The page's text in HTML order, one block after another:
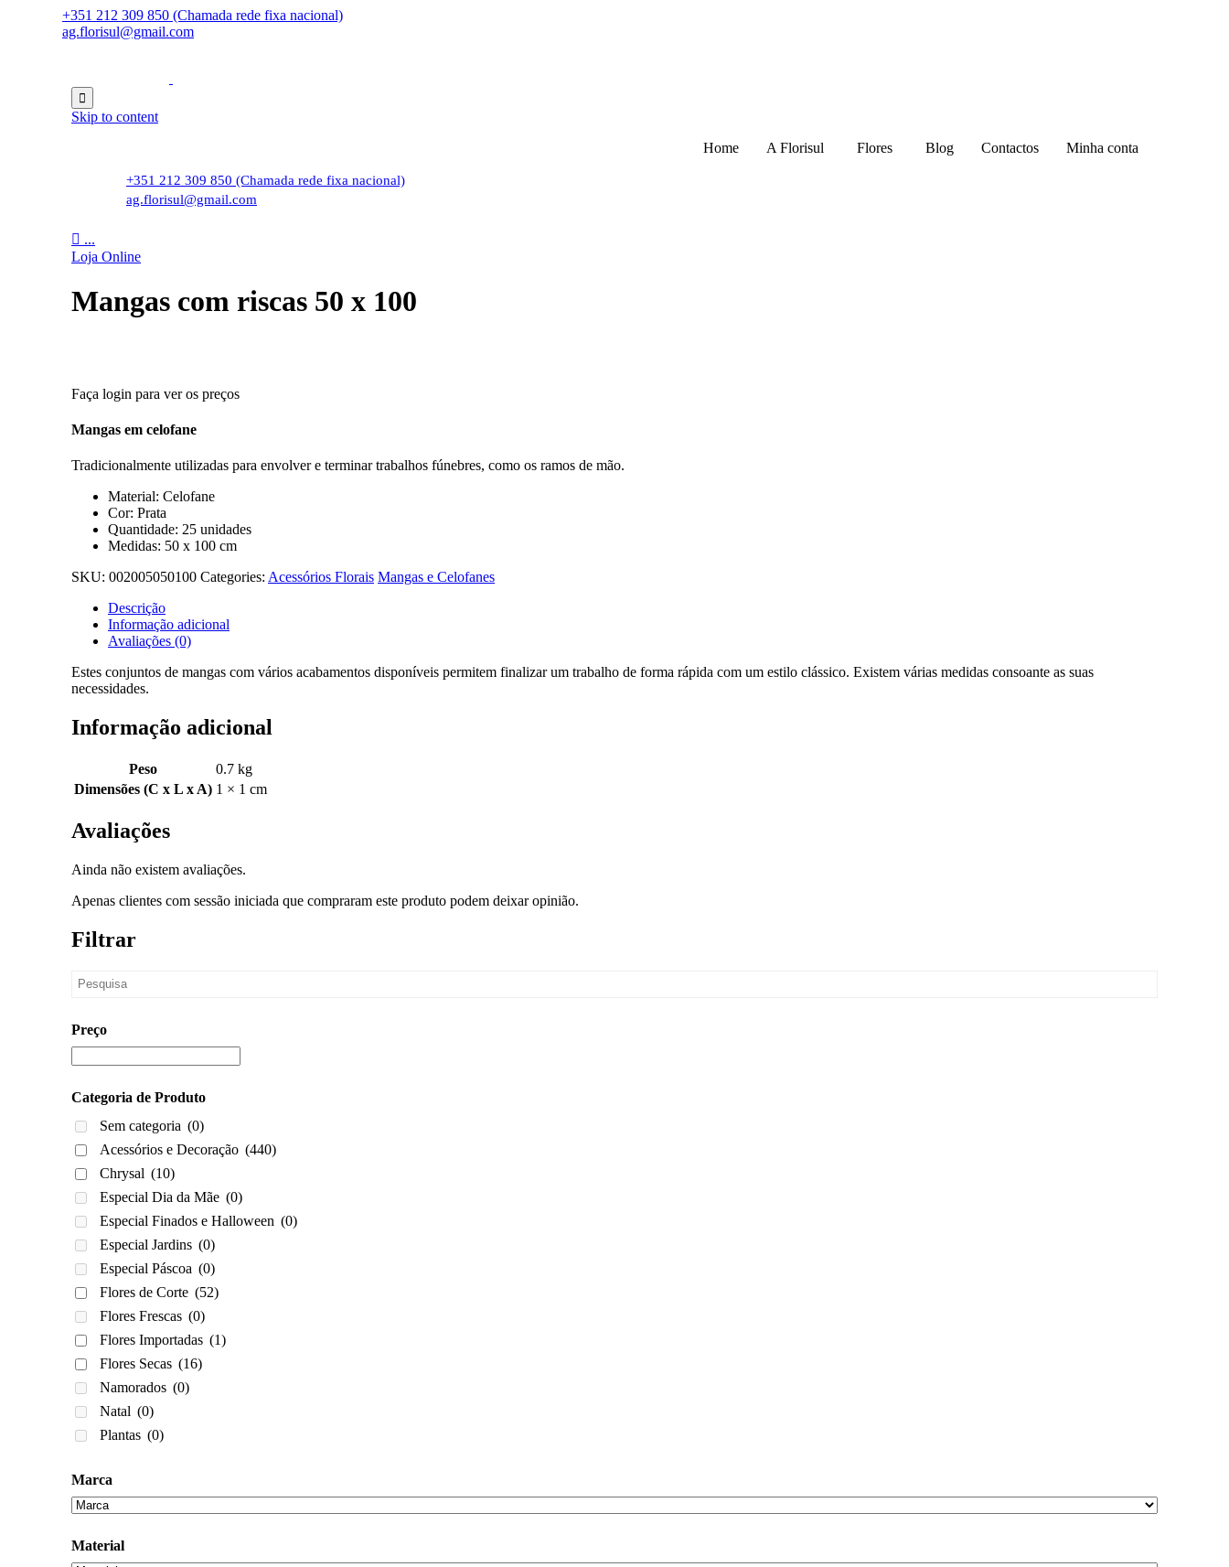
+351 212 309 850 (Chamada rede fixa nacional)
ag.florisul@gmail.com

Skip to content
Home
A Florisul Flores Blog Contactos Minha conta
+351 212 309 850 (Chamada rede fixa nacional)
ag.florisul@gmail.com
 ...
Loja Online
Mangas com riscas 50 x 100
Faça login para ver os preços
Mangas em celofane
Tradicionalmente utilizadas para envolver e terminar trabalhos fúnebres, como os ramos de mão.
Material: Celofane
Cor: Prata
Quantidade: 25 unidades
Medidas: 50 x 100 cm
SKU: 002005050100 Categories: Acessórios Florais Mangas e Celofanes
Descrição
Informação adicional
Avaliações (0)
Estes conjuntos de mangas com vários acabamentos disponíveis permitem finalizar um trabalho de forma rápida com um estilo clássico. Existem várias medidas consoante as suas
necessidades.
Informação adicional
Peso
0.7 kg
Dimensões (C x L x A) 1 × 1 cm
Avaliações
Ainda não existem avaliações.
Apenas clientes com sessão iniciada que compraram este produto podem deixar opinião.
Filtrar
Preço
Categoria de Produto
Sem categoria (0)
Acessórios e Decoração (440)
Chrysal (10)
Especial Dia da Mãe (0)
Especial Finados e Halloween (0)
Especial Jardins (0)
Especial Páscoa (0)
Flores de Corte (52)
Flores Frescas (0)
Flores Importadas (1)
Flores Secas (16)
Namorados (0)
Natal (0)
Plantas (0)
Marca
Material